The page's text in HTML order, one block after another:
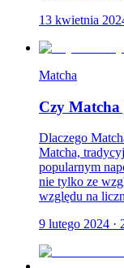
13 kwietnia
Matcha
Czy Matcha
Dlaczego
Matcha,
popularnym
nie tylko ze
względu na
9 lutego 2024 ·